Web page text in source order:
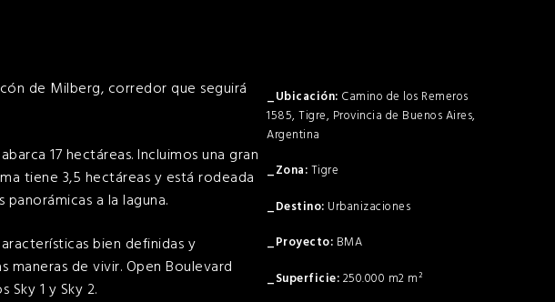
de Milberg, corredor que seguirá
17 hectáreas.Incluimos una gran
tiene 3,5 hectáreas y está rodeada
a la laguna.
bien definidas y
maneras de vivir. Open Boulevard
1 y Sky 2.
Camino de los Remeros
1585, Tigre, Provincia de Buenos Aires,
Argentina
Tigre
Urbanizaciones
BMA
250.000 m2